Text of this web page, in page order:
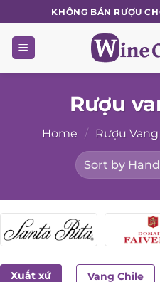
to
content
KHÔNG BÁN RƯỢU
Rượu
Home / Rượu Vang
Xuất xứ Vang Chile